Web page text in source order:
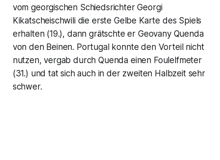
vom georgischen Schiedsrichter Georgi
Kikatscheischwili die erste Gelbe Karte des Spiels
erhalten (19.), dann grätschte er Geovany Quenda
von den Beinen. Portugal konnte den Vorteil nicht
nutzen, vergab durch Quenda einen Foulelfmeter
(31.) und tat sich auch in der zweiten Halbzeit sehr
schwer.